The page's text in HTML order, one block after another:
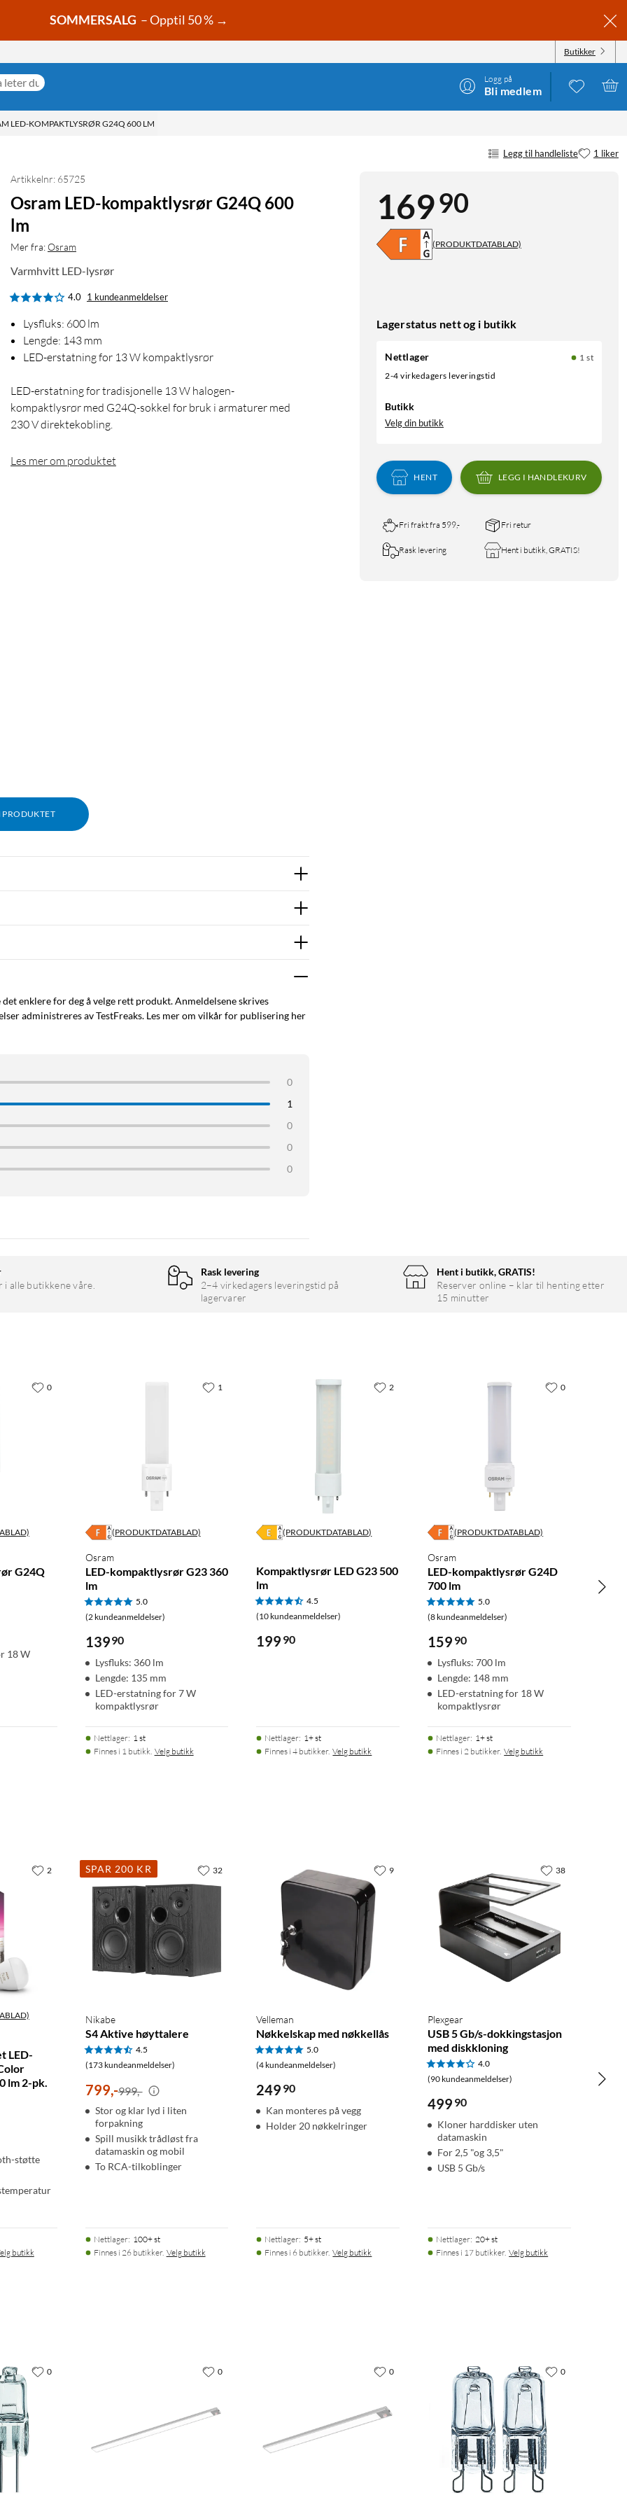
SOMMERSALG – Opptil 50 % →
Butikker
Logg på
Bli medlem
LED-KOMPAKTLYSRØR G24Q 600 LM
Legg til handleliste 1 liker
16990
(PRODUKTDATABLAD)
Lagerstatus nett og i butikk
Nettlager
1 st
2-4 virkedagers leveringstid
Butikk
Velg din butikk
HENT LEGG I HANDLEKURV
Fri frakt fra 599,- Fri retur
Rask levering Hent i butikk, GRATIS!
Artikkelnr: 65725
Osram LED-kompaktlysrør G24Q 600
lm
Mer fra:Osram
Varmhvitt LED-lysrør
4.0 1 kundeanmeldelser
Lysfluks: 600 lm
Lengde: 143 mm
LED-erstatning for 13 W kompaktlysrør
LED-erstatning for tradisjonelle 13 W halogen-
kompaktlysrør med G24Q-sokkel for bruk i armaturer med
230 V direktekobling.
Les mer om produktet
PRODUKTET
enklere for deg å velge rett produkt. Anmeldelsene skrives
administreres av TestFreaks. Les mer om vilkår for publisering her
0
1
0
0
0
i alle butikkene våre.
Rask levering
2–4 virkedagers leveringstid på
lagervarer
Hent i butikk, GRATIS!
Reserver online – klar til henting etter
15 minutter
G24Q
18 W
0
(PRODUKTDATABLAD)
Osram
LED-kompaktlysrør G23 360
lm
5.0
(2 kundeanmeldelser)
13990
Lysfluks: 360 lm
Lengde: 135 mm
LED-erstatning for 7 W
kompaktlysrør
Nettlager: 1 st
Finnes i 1 butikk. Velg butikk
1
(PRODUKTDATABLAD)
Kompaktlysrør LED G23 500
lm
4.5
(10 kundeanmeldelser)
199 90
Nettlager: 1+ st
Finnes i 4 butikker. Velg butikk
2
(PRODUKTDATABLAD)
Osram
LED-kompaktlysrør G24D
700 lm
5.0
(8 kundeanmeldelser)
159 90
Lysfluks: 700 lm
Lengde: 148 mm
LED-erstatning for 18 W
kompaktlysrør
Nettlager: 1+ st
Finnes i 2 butikker. Velg butikk
0
LED-
lm 2-pk.
støtte
butikk
2 SPAR 200 KR
Nikabe
S4 Aktive høyttalere
4.5
(173 kundeanmeldelser)
799,-999,-
Stor og klar lyd i liten
forpakning
Spill musikk trådløst fra
datamaskin og mobil
To RCA-tilkoblinger
Nettlager: 100+ st
Finnes i 26 butikker. Velg butikk
32
Velleman
Nøkkelskap med nøkkellås
5.0
(4 kundeanmeldelser)
249 90
Kan monteres på vegg
Holder 20 nøkkelringer
Nettlager: 5+ st
Finnes i 6 butikker. Velg butikk
9
Plexgear
USB 5 Gb/s-dokkingstasjon
med diskkloning
4.0
(90 kundeanmeldelser)
499 90
Kloner harddisker uten
datamaskin
For 2,5 "og 3,5"
USB 5 Gb/s
Nettlager: 20+ st
Finnes i 17 butikker. Velg butikk
38
0 0 0 0